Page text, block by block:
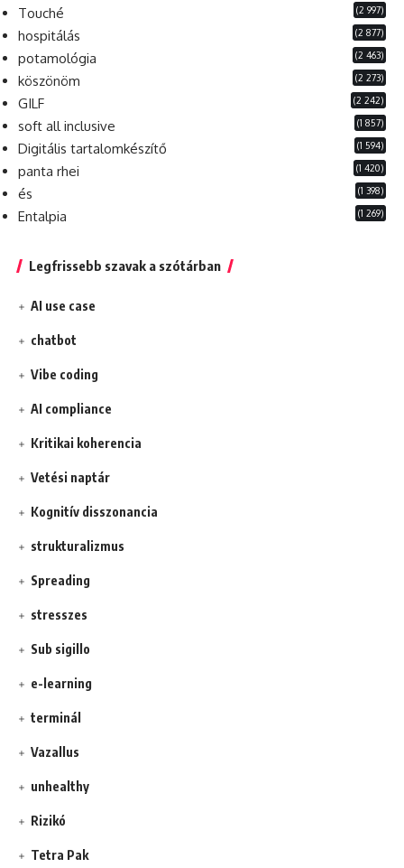
Touché (2 997)
hospitálás (2 877)
potamológia (2 463)
köszönöm (2 273)
GILF (2 242)
soft all inclusive (1 857)
Digitális tartalomkészítő (1 594)
panta rhei (1 420)
és (1 398)
Entalpia (1 269)
Legfrissebb szavak a szótárban
AI use case
chatbot
Vibe coding
AI compliance
Kritikai koherencia
Vetési naptár
Kognitív disszonancia
strukturalizmus
Spreading
stresszes
Sub sigillo
e-learning
terminál
Vazallus
unhealthy
Rizikó
Tetra Pak